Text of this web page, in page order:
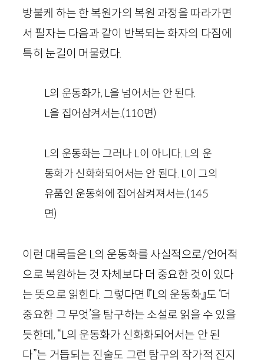
방불케 하는 한 복원가의 복원 과정을 따라가면
서 필자는 다음과 같이 반복되는 화자의 다짐에
특히 눈길이 머물렀다.
L의 운동화가, L을 넘어서는 안 된다.
L을 집어삼켜서는.(110면)
L의 운동화는 그러나 L이 아니다. L의 운
동화가 신화화되어서는 안 된다. L이 그의
유품인 운동화에 집어삼켜져서는.(145
면)
이런 대목들은 L의 운동화를 사실적으로/언어적
으로 복원하는 것 자체보다 더 중요한 것이 있다
는 뜻으로 읽힌다. 그렇다면 『L의 운동화』도 ‘더
중요한 그 무엇’을 탐구하는 소설로 읽을 수 있을
듯한데, “L의 운동화가 신화화되어서는 안 된
다”는 거듭되는 진술도 그런 탐구의 작가적 진지